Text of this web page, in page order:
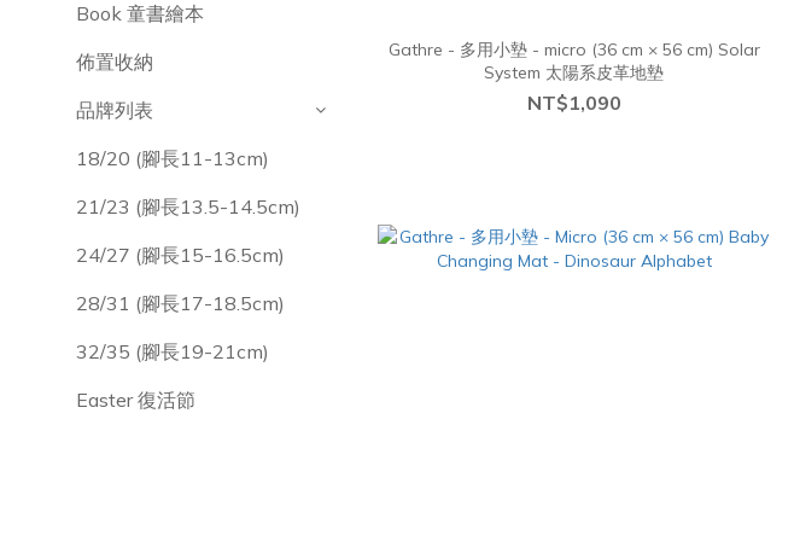
Book 童書繪本
佈置收納
品牌列表
18/20 (腳長11-13cm)
21/23 (腳長13.5-14.5cm)
24/27 (腳長15-16.5cm)
28/31 (腳長17-18.5cm)
32/35 (腳長19-21cm)
Easter 復活節
Gathre - 多用小墊 - micro (36 cm × 56 cm) Solar
System 太陽系皮革地墊
NT$1,090